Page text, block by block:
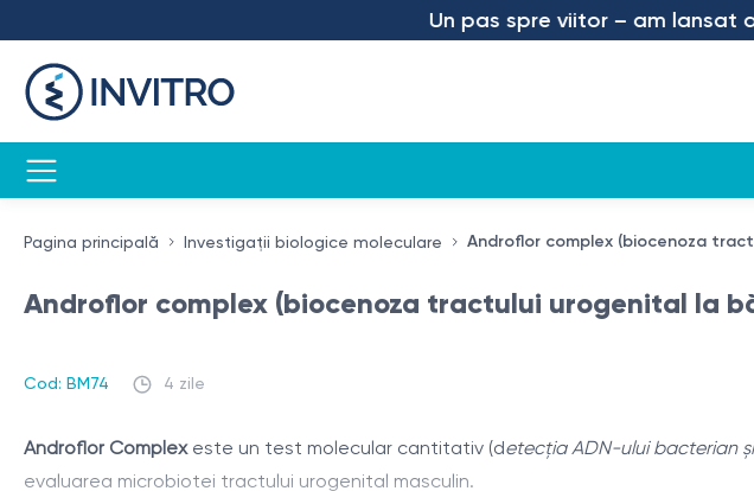
Un pas spre viitor – am lansat
Pagina principală Investigații biologice moleculare Androflor complex (biocenoza
Androflor complex (biocenoza tractului urogenital la
Cod: BM74 4 zile
Androflor Complex este un test molecular cantitativ (detecția ADN-ului bacterian
evaluarea microbiotei tractului urogenital masculin.